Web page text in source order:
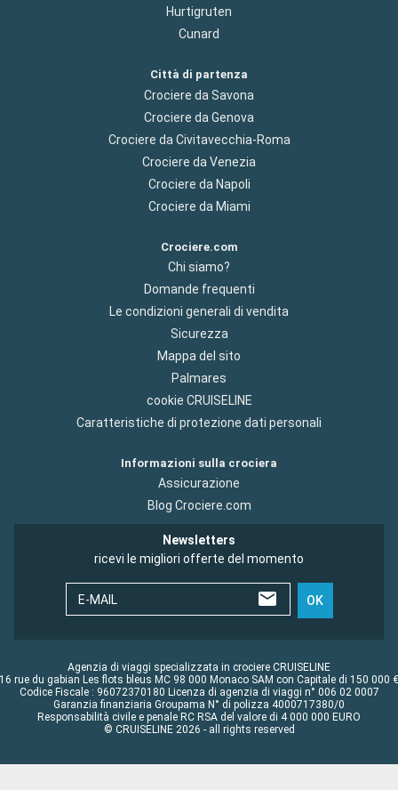
Hurtigruten
Cunard
Città di partenza
Crociere da Savona
Crociere da Genova
Crociere da Civitavecchia-Roma
Crociere da Venezia
Crociere da Napoli
Crociere da Miami
Crociere.com
Chi siamo?
Domande frequenti
Le condizioni generali di vendita
Sicurezza
Mappa del sito
Palmares
cookie CRUISELINE
Caratteristiche di protezione dati personali
Informazioni sulla crociera
Assicurazione
Blog Crociere.com
Newsletters
ricevi le migliori offerte del momento
E-MAIL OK
Agenzia di viaggi specializzata in crociere CRUISELINE
16 rue du gabian Les flots bleus MC 98 000 Monaco SAM con Capitale di 150 000 €
Codice Fiscale : 96072370180 Licenza di agenzia di viaggi n° 006 02 0007
Garanzia finanziaria Groupama N° di polizza 4000717380/0
Responsabilità civile e penale RC RSA del valore di 4 000 000 EURO
© CRUISELINE 2026 - all rights reserved